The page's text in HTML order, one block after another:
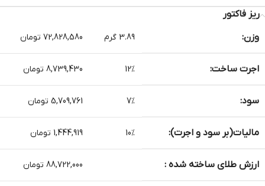
ریز فاکتور
وزن:
3.89 گرم 72,828,580 تومان
اجرت ساخت: 12% 8,739,430 تومان
سود: 7% 5,709,761 تومان
مالیات(بر سود و اجرت): 10% 1,444,919 تومان
ارزش طلای ساخته شده : 88,722,000 تومان